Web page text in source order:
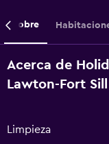
Sobre
Acerca de
Lawton-Fort
Limpieza